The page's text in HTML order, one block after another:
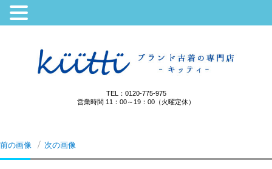
TEL：0120-775-975
営業時間 11：00～19：00（火曜定休）
前の画像 次の画像